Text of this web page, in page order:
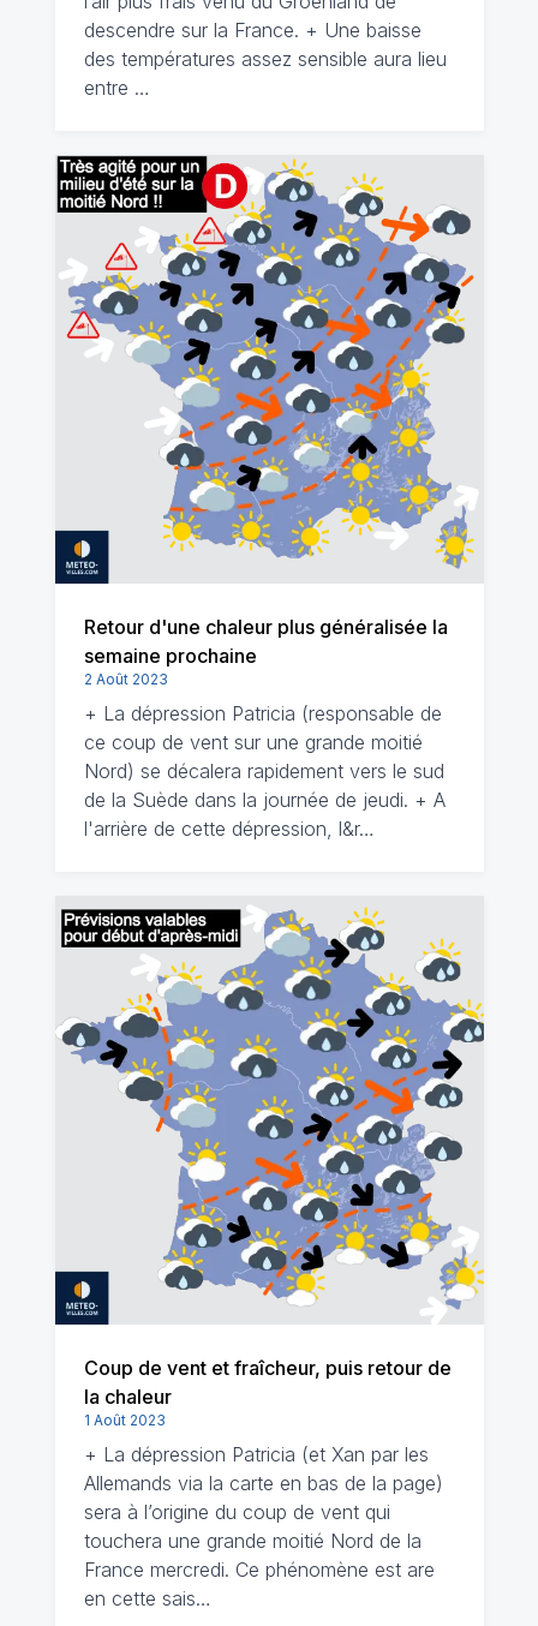
descendre sur la France. + Une baisse
des températures assez sensible aura lieu
entre …
Retour d'une chaleur plus généralisée la
semaine prochaine
2 Août 2023
+ La dépression Patricia (responsable de
ce coup de vent sur une grande moitié
Nord) se décalera rapidement vers le sud
de la Suède dans la journée de jeudi. + A
l'arrière de cette dépression, l&r…
Coup de vent et fraîcheur, puis retour de
la chaleur
1 Août 2023
+ La dépression Patricia (et Xan par les
Allemands via la carte en bas de la page)
sera à l’origine du coup de vent qui
touchera une grande moitié Nord de la
France mercredi. Ce phénomène est are
en cette sais…